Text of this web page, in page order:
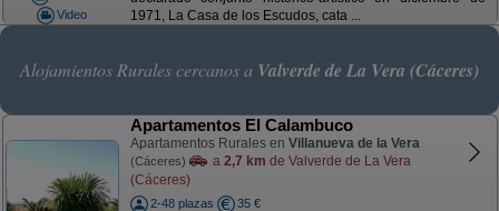
Video
1971, La Casa de los Escudos, cata ...
Alojamientos Rurales cercanos a Valverde de La Vera (Cáceres)
Apartamentos El Calambuco
Apartamentos Rurales en Villanueva de la Vera
(Cáceres) a 2,7 km de Valverde de La Vera
(Cáceres)
2-48 plazas
35 €